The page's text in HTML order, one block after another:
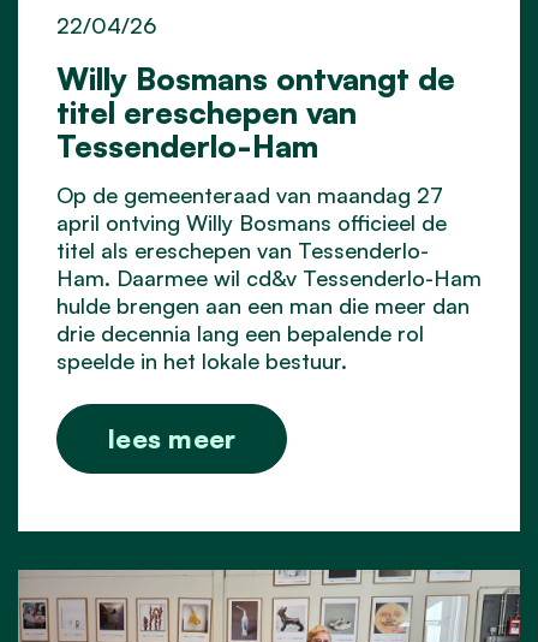
Willy Bosmans ontvangt de
titel ereschepen van
Tessenderlo-Ham
22/04/26
Op de gemeenteraad van maandag 27
april ontving Willy Bosmans officieel de
titel als ereschepen van Tessenderlo-
Ham. Daarmee wil cd&v Tessenderlo-Ham
hulde brengen aan een man die meer dan
drie decennia lang een bepalende rol
speelde in het lokale bestuur.
lees meer